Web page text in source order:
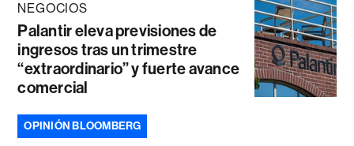
NEGOCIOS
Palantir eleva previsiones de
ingresos tras un trimestre
“extraordinario” y fuerte avance
comercial
OPINIÓN BLOOMBERG